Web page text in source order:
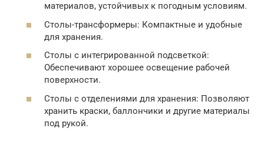
материалов, устойчивых к погодным условиям.
Столы-трансформеры: Компактные и удобные
для хранения.
Столы с интегрированной подсветкой:
Обеспечивают хорошее освещение рабочей
поверхности.
Столы с отделениями для хранения: Позволяют
хранить краски, баллончики и другие материалы
под рукой.